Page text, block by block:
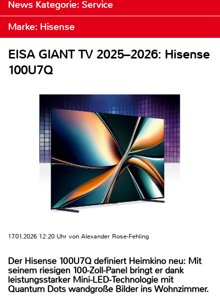
News Kategorie: Service
Marke: Hisense
EISA GIANT TV 2025–2026: Hisense
100U7Q
17.01.2026 12:20 Uhr von Alexander Rose-Fehling
Der Hisense 100U7Q definiert Heimkino neu: Mit
seinem riesigen 100-Zoll-Panel bringt er dank
leistungsstarker Mini-LED-Technologie mit
Quantum Dots wandgroße Bilder ins Wohnzimmer.